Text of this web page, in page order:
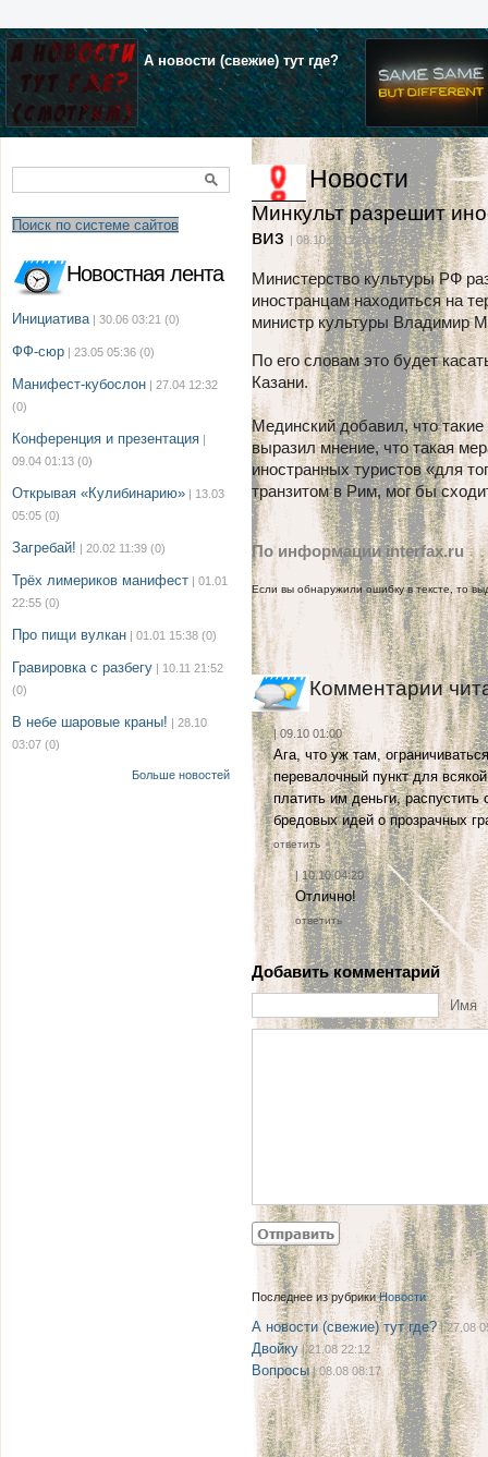
А новости (свежие) тут где?
Поиск по системе сайтов
Новостная лента
Инициатива | 30.06 03:21 (0)
ФФ-сюр | 23.05 05:36 (0)
Манифест-кубослон | 27.04 12:32
(0)
Конференция и презентация |
09.04 01:13 (0)
Открывая «Кулибинарию» | 13.03
05:05 (0)
Загребай! | 20.02 11:39 (0)
Трёх лимериков манифест | 01.01
22:55 (0)
Про пищи вулкан | 01.01 15:38 (0)
Гравировка с разбегу | 10.11 21:52
(0)
В небе шаровые краны! | 28.10
03:07 (0)
Больше новостей
Новости
Минкульт разрешит
виз | 08.10.2012 г. в 15:33
Министерство культуры РФ
иностранцам находиться на
министр культуры Владимир
По его словам это будет
Казани.
Мединский добавил, что
выразил мнение, что такая
иностранных туристов «для
транзитом в Рим, мог бы
По информации interfax.ru
Если вы обнаружили ошибку в тексте, то
Комментарии
| 09.10 01:00
Ага, что уж там,
перевалочный пункт для
платить им деньги,
бредовых идей о прозрачных
ответить
| 10.10 04:20
Отлично!
ответить
Добавить комментарий
Имя
Последнее из рубрикиНовости
А новости (свежие) тут где?| 27.08
Двойку| 21.08 22:12
Вопросы| 08.08 08:17